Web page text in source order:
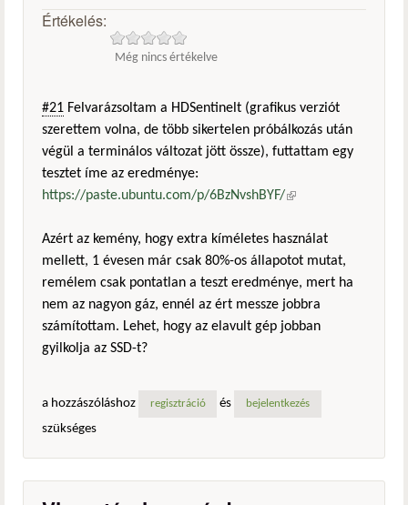
Értékelés:
Még nincs értékelve
#21 Felvarázsoltam a HDSentinelt (grafikus verziót
szerettem volna, de több sikertelen próbálkozás után
végül a terminálos változat jött össze), futtattam egy
tesztet íme az eredménye:
https://paste.ubuntu.com/p/6BzNvshBYF/(külső
Azért az kemény, hogy extra kíméletes használat
mellett, 1 évesen már csak 80%-os állapotot mutat,
remélem csak pontatlan a teszt eredménye, mert ha
nem az nagyon gáz, ennél az ért messze jobbra
számítottam. Lehet, hogy az elavult gép jobban
gyilkolja az SSD-t?
a hozzászóláshoz regisztráció és bejelentkezés
szükséges